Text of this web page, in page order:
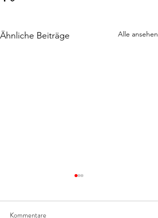
Ähnliche Beiträge Alle ansehen
Kommentare